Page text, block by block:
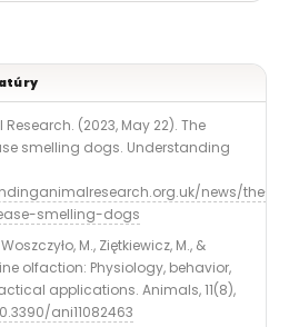
(2023, May 22). The
smelling dogs. Understanding
news/the-
smelling-dogs
M., Ziętkiewicz, M., &
olfaction: Physiology, behavior,
applications. Animals, 11(8),
ani11082463